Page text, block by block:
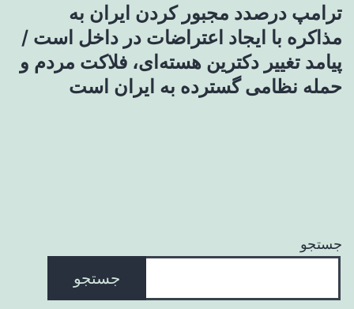
ترامپ درصدد مجبور کردن ایران به
مذاکره با ایجاد اعتراضات در داخل است /
پیامد تغییر دکترین هسته‌ای، فلاکت مردم و
حمله نظامی گسترده به ایران است
جستجو
جستجو